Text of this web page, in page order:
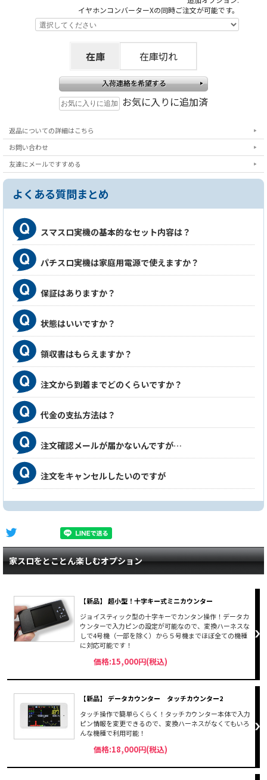
イヤホンコンバーターXの同時ご注文が可能です。
在庫 在庫切れ
お気に入りに追加済
返品についての詳細はこちら
お問い合わせ
友達にメールですすめる
よくある質問まとめ
スマスロ実機の基本的なセット内容は？
パチスロ実機は家庭用電源で使えますか？
保証はありますか？
状態はいいですか？
領収書はもらえますか？
注文から到着までどのくらいですか？
代金の支払方法は？
注文確認メールが届かないんですが…
注文をキャンセルしたいのですが
家スロをとことん楽しむオプション
【新品】 超小型！十字キー式ミニカウンター
ジョイスティック型の十字キーでカンタン操作！データカ
ウンターで入力ピンの設定が可能なので、変換ハーネスな
しで4号機（一部を除く）から５号機までほぼ全ての機種
に対応可能です！
価格:15,000円(税込)
【新品】 データカウンター タッチカウンター2
タッチ操作で簡単らくらく！タッチカウンター本体で入力
ピン情報を変更できるので、変換ハーネスがなくてもいろ
んな機種で利用可能！
価格:18,000円(税込)